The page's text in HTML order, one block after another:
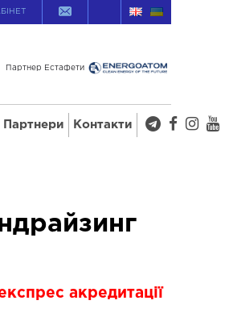
Партнер Естафети
Партнери Контакти
акредитації